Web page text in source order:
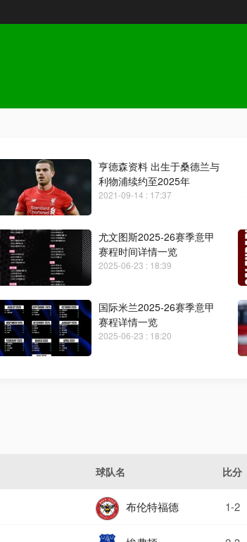
亨德森资料 出生于桑德兰与
利物浦续约至2025年
2021-09-14 : 17:37
尤文图斯2025-26赛季意甲
赛程时间详情一览
2025-06-23 : 18:39
国际米兰2025-26赛季意甲
赛程详情一览
2025-06-23 : 18:20
球队名 比分
布伦特福德 1-2